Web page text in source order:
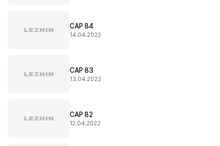
CAP 84
14.04.2022
CAP 83
13.04.2022
CAP 82
12.04.2022